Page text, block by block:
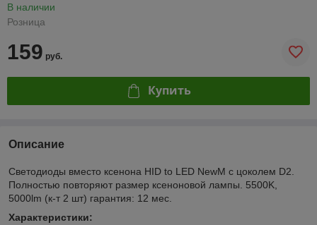
В наличии
Розница
159 руб.
Купить
Описание
Светодиоды вместо ксенона HID to LED NewM c цоколем D2.
Полностью повторяют размер ксеноновой лампы. 5500K,
5000lm (к-т 2 шт) гарантия: 12 мес.
Характеристики: